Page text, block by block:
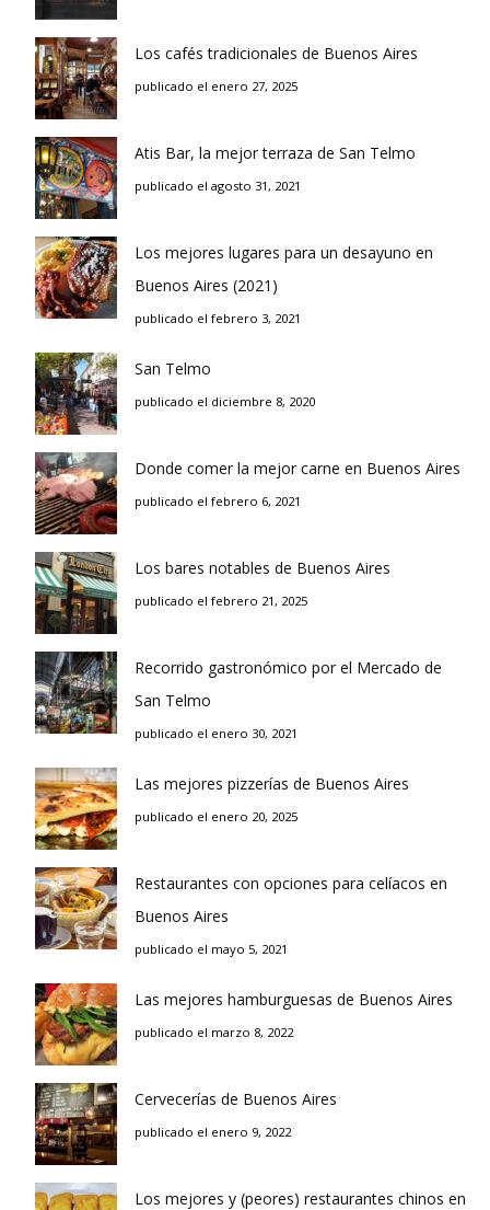
Los cafés tradicionales de Buenos Aires
publicado el enero 27, 2025
Atis Bar, la mejor terraza de San Telmo
publicado el agosto 31, 2021
Los mejores lugares para un desayuno en
Buenos Aires (2021)
publicado el febrero 3, 2021
San Telmo
publicado el diciembre 8, 2020
Donde comer la mejor carne en Buenos Aires
publicado el febrero 6, 2021
Los bares notables de Buenos Aires
publicado el febrero 21, 2025
Recorrido gastronómico por el Mercado de
San Telmo
publicado el enero 30, 2021
Las mejores pizzerías de Buenos Aires
publicado el enero 20, 2025
Restaurantes con opciones para celíacos en
Buenos Aires
publicado el mayo 5, 2021
Las mejores hamburguesas de Buenos Aires
publicado el marzo 8, 2022
Cervecerías de Buenos Aires
publicado el enero 9, 2022
Los mejores y (peores) restaurantes chinos en